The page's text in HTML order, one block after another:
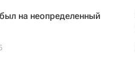
на неопределенный